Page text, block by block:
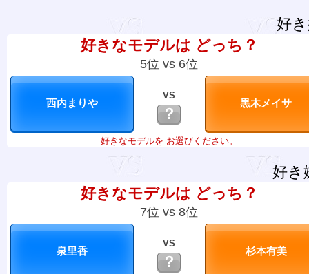
好
好きなモデルは どっち？
5位 vs 6位
VS
？
好きなモデルを お選びください。
好き
好きなモデルは どっち？
7位 vs 8位
VS
？